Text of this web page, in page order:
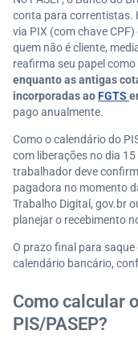
conta para correntistas.
via PIX (com chave
quem não é cliente,
reafirma seu papel
enquanto as antigas
incorporadas aoFGTS
pago anualmente.
Como o calendário do
com liberações no dia
trabalhador deve
pagadora no momento
Trabalho Digital, gov.br
planejar o recebimento
O prazo final para
calendário bancário,
Como calcular
PIS/PASEP?